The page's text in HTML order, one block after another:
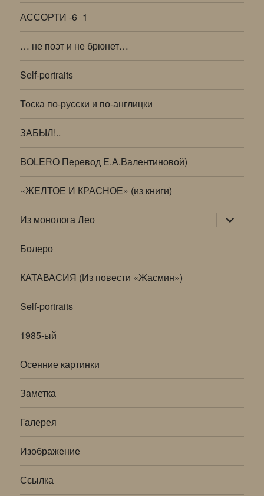
АССОРТИ -6_1
… не поэт и не брюнет…
Self-portraits
Тоска по-русски и по-англицки
ЗАБЫЛ!..
BOLERO Перевод Е.А.Валентиновой)
«ЖЕЛТОЕ И КРАСНОЕ» (из книги)
Из монолога Лео раскрыть
дочернее
меню
Болеро
КАТАВАСИЯ (Из повести «Жасмин»)
Self-portraits
1985-ый
Осенние картинки
Заметка
Галерея
Изображение
Ссылка